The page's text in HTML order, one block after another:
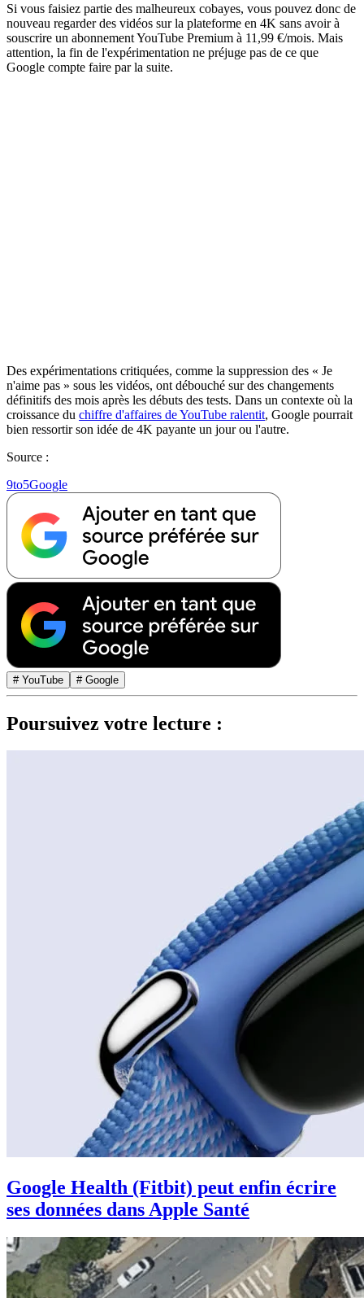
Si vous faisiez partie des malheureux cobayes, vous pouvez donc de
nouveau regarder des vidéos sur la plateforme en 4K sans avoir à
souscrire un abonnement YouTube Premium à 11,99 €/mois. Mais
attention, la fin de l'expérimentation ne préjuge pas de ce que
Google compte faire par la suite.
Des expérimentations critiquées, comme la suppression des « Je
n'aime pas » sous les vidéos, ont débouché sur des changements
définitifs des mois après les débuts des tests. Dans un contexte où la
croissance du chiffre d'affaires de YouTube ralentit, Google pourrait
bien ressortir son idée de 4K payante un jour ou l'autre.
Source :
9to5Google
# YouTube # Google
Poursuivez votre lecture :
Google Health (Fitbit) peut enfin écrire
ses données dans Apple Santé